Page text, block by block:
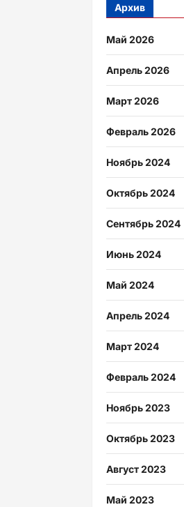
Архив
Май 2026
Апрель 2026
Март 2026
Февраль 2026
Ноябрь 2024
Октябрь 2024
Сентябрь 2024
Июнь 2024
Май 2024
Апрель 2024
Март 2024
Февраль 2024
Ноябрь 2023
Октябрь 2023
Август 2023
Май 2023